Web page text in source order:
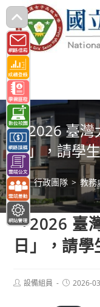
跳
轉
至
主
要
內
容 「2026 臺灣
日」，請學
> 行政團隊 > 教務
「2026 臺
日」，請學
Post設備組員
Post2026-